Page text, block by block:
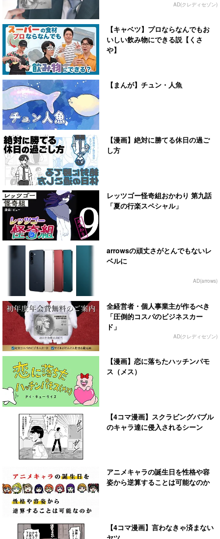
AD(クレディセゾン)
【キャベツ】プロならなんでもお
いしい飲み物にできる説【くさ
や】
【まんが】チュン・人魚
【漫画】絶対に勝てる休日の過ご
し方
レッツゴー怪奇組おかわり 第九話
「夏の行楽スペシャル」
arrowsの頑丈さがとんでもないレ
ベルに
AD(arrows)
全経営者・個人事業主が作るべき
「圧倒的コスパのビジネスカー
ド」
AD(クレディセゾン)
【漫画】恋に落ちたハッチンパモ
ス（メス）
【4コマ漫画】スクラビングバブル
のキャラ達に侵入されるシーン
アニメキャラの誕生日を性格や容
姿から逆算することは可能なのか
【4コマ漫画】言わなきゃ済まない